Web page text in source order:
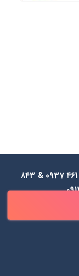
✆ 0990 461 0937 & ۸۴۳